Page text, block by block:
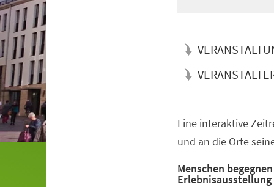
Eine interaktive
und an die Orte
Menschen
Erlebnisausstellung